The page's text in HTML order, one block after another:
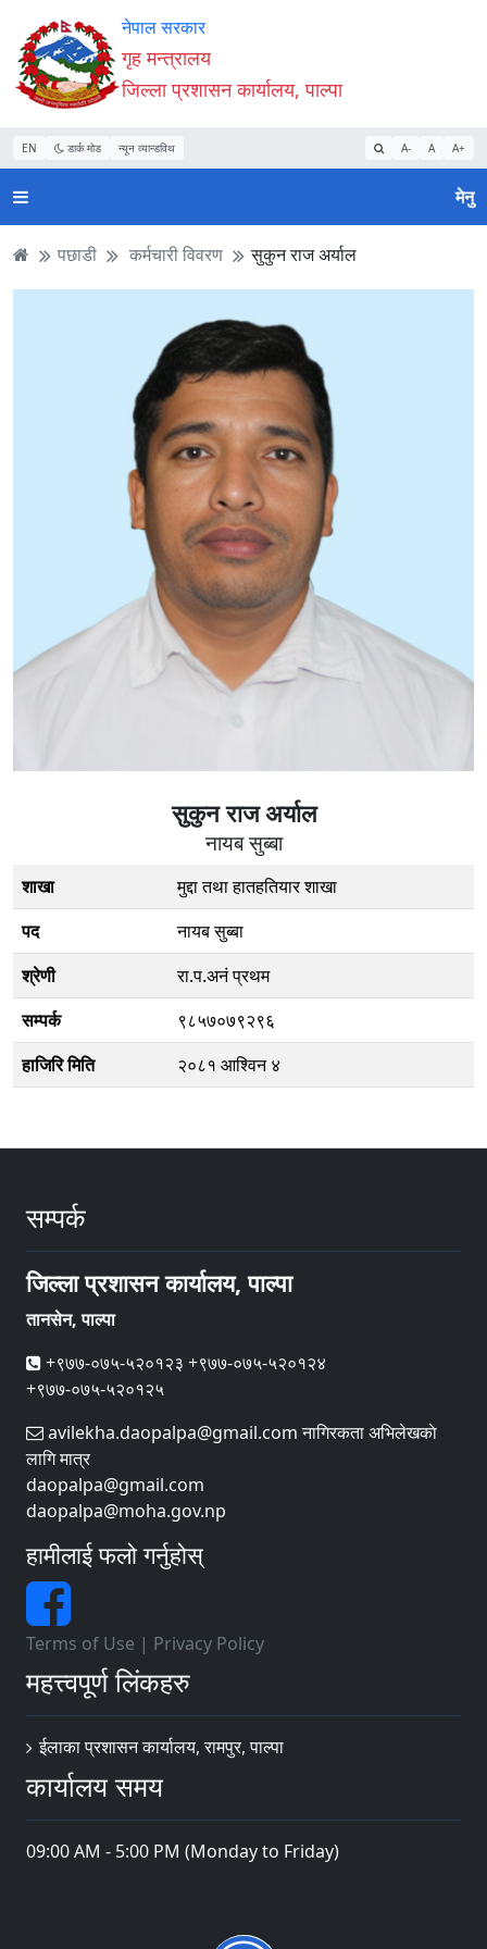
Accessibility
Mode
सुरु
गर्नुहोस्
सामाग्री
पढ्नुहाेस्
नेभिगेसन
पढ्नुहाेस्
वेबसाइट
खोजमा
जानुहोस्
नेपाल सरकार
गृह मन्त्रालय
जिल्ला प्रशासन कार्यालय, पाल्पा
EN डार्क मोड न्यून व्यान्डविथ A- A A+
मेनु
पछाडी कर्मचारी विवरण सुकुन राज अर्याल
सुकुन राज अर्याल
नायब सुब्बा
शाखा
मुद्दा तथा हातहतियार शाखा
पद
नायब सुब्बा
श्रेणी
रा.प.अनं प्रथम
सम्पर्क
९८५७०७९२९६
हाजिरि मिति
२०८१ आश्विन ४
सम्पर्क
जिल्ला प्रशासन कार्यालय, पाल्पा
तानसेन, पाल्पा
+९७७-०७५-५२०१२३ +९७७-०७५-५२०१२४
+९७७-०७५-५२०१२५
avilekha.daopalpa@gmail.com नागिरकता अभिलेखकाे
लागि मात्र
daopalpa@gmail.com
daopalpa@moha.gov.np
हामीलाई फलो गर्नुहोस्
Terms of Use | Privacy Policy
महत्त्वपूर्ण लिंकहरु
ईलाका प्रशासन कार्यालय, रामपुर, पाल्पा
कार्यालय समय
09:00 AM - 5:00 PM (Monday to Friday)